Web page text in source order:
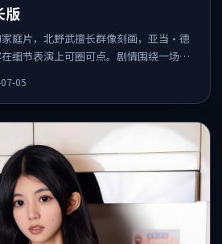
版
庭片，北野武擅长群像刻画，亚当·德
细节表演上可圈可点。剧情围绕一场意
05